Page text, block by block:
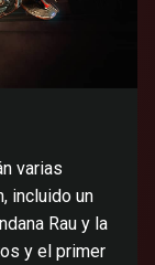
varias
incluido un
Rau y la
y el primer